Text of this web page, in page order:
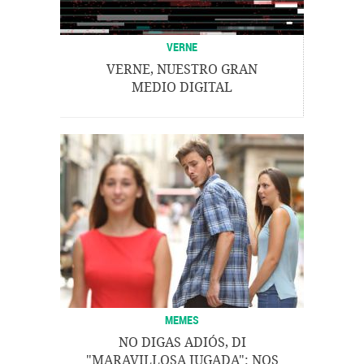
VERNE
VERNE, NUESTRO GRAN
MEDIO DIGITAL
MEMES
NO DIGAS ADIÓS, DI
"MARAVILLOSA JUGADA": NOS